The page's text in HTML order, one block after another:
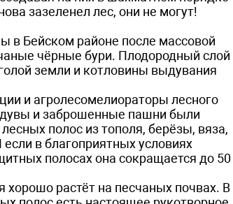
зазеленел лес, они не могут!
в Бейском районе после массовой
чёрные бури. Плодородный слой
земли и котловины выдувания
и агролесомелиораторы лесного
и заброшенные пашни были
полос из тополя, берёзы, вяза,
в благоприятных условиях
полосах она сокращается до
растёт на песчаных почвах. В